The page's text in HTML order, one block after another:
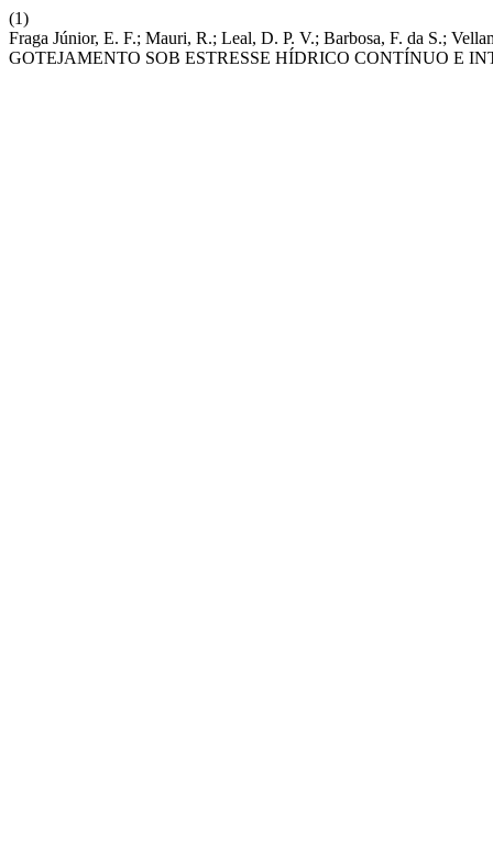
(1)
Fraga Júnior, E. F.; Mauri, R.; Leal, D. P. V.; Barbosa, F. da S.;
GOTEJAMENTO SOB ESTRESSE HÍDRICO CONTÍNUO E